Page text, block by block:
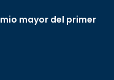
mayor del primer